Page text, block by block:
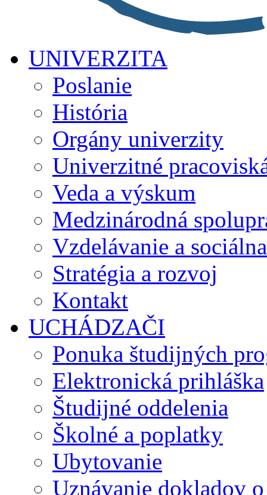
UNIVERZITA
Poslanie
História
Orgány univerzity
Univerzitné
Veda a výskum
Medzinárodná
Vzdelávanie a
Stratégia a rozvoj
Kontakt
UCHÁDZAČI
Ponuka študijných
Elektronická prihláška
Študijné oddelenia
Školné a poplatky
Ubytovanie
Uznávanie dokladov